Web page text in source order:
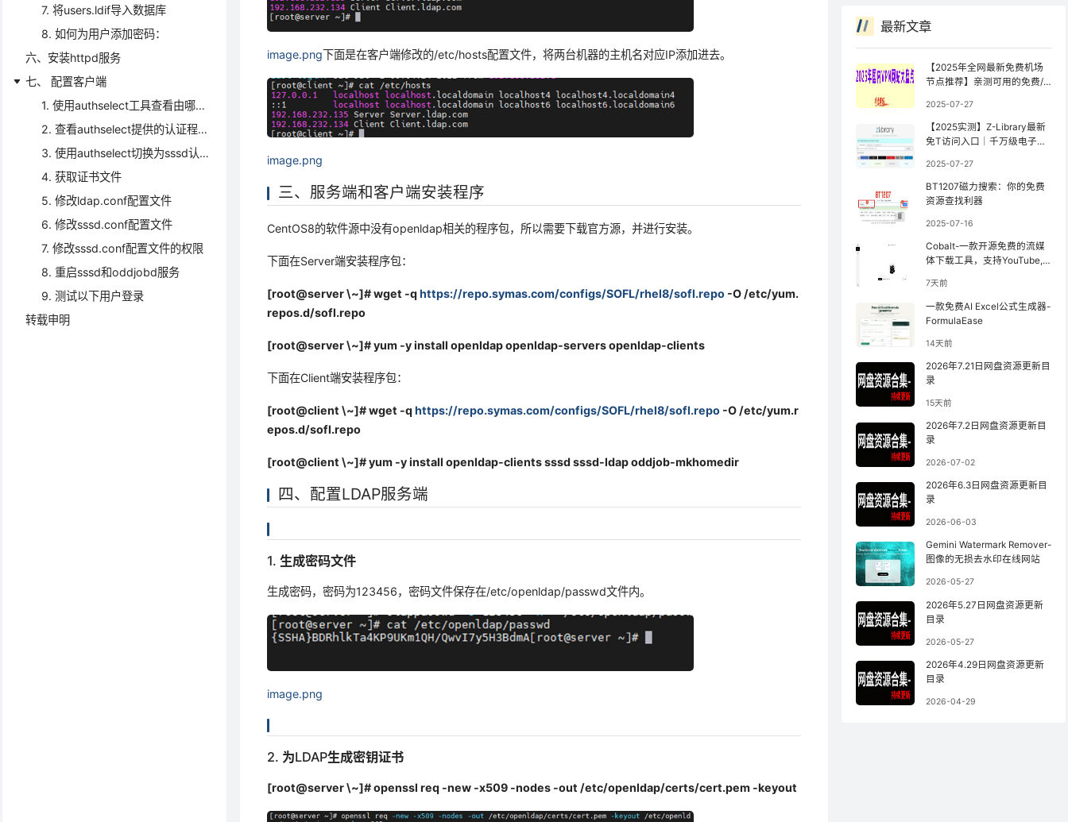
7. 将users.ldif导入数据库
8. 如何为用户添加密码：
六、安装httpd服务
七、 配置客户端
1. 使用authselect工具查看由哪个程序提更认证：
2. 查看authselect提供的认证程序：
3. 使用authselect切换为sssd认证程序：
4. 获取证书文件
5. 修改ldap.conf配置文件
6. 修改sssd.conf配置文件
7. 修改sssd.conf配置文件的权限
8. 重启sssd和oddjobd服务
9. 测试以下用户登录
转载申明
image.png下面是在客户端修改的/etc/hosts配置文件，将两台机器的主机名对应IP添加进去。
image.png
三、服务端和客户端安装程序
CentOS8的软件源中没有openldap相关的程序包，所以需要下载官方源，并进行安装。
下面在Server端安装程序包：
[root@server \~]# wget -qhttps://repo.symas.com/configs/SOFL/rhel8/sofl.repo -O /etc/yum.
repos.d/sofl.repo
[root@server \~]# yum -y install openldap openldap-servers openldap-clients
下面在Client端安装程序包：
[root@client \~]# wget -qhttps://repo.symas.com/configs/SOFL/rhel8/sofl.repo -O /etc/yum.r
epos.d/sofl.repo
[root@client \~]# yum -y install openldap-clients sssd sssd-ldap oddjob-mkhomedir
四、配置LDAP服务端
1. 生成密码文件
生成密码，密码为123456，密码文件保存在/etc/openldap/passwd文件内。
image.png
2. 为LDAP生成密钥证书
[root@server \~]# openssl req -new -x509 -nodes -out /etc/openldap/certs/cert.pem -keyout
最新文章
【2025年全网最新免费机场
节点推荐】亲测可用的免费/
2025-07-27
【2025实测】Z-Library最新
免T访问入口｜千万级电子书
更新最快】
2025-07-27
BT1207磁力搜索：你的免费
资源查找利器
2025-07-16
Cobalt-一款开源免费的流媒
体下载工具，支持YouTube,
7天前
一款免费AI Excel公式生成器-
FormulaEase
14天前
2026年7.21日网盘资源更新目
录
15天前
2026年7.2日网盘资源更新目
录
2026-07-02
2026年6.3日网盘资源更新目
录
2026-06-03
Gemini Watermark Remover-
图像的无损去水印在线网站
2026-05-27
2026年5.27日网盘资源更新
目录
2026-05-27
2026年4.29日网盘资源更新
目录
2026-04-29